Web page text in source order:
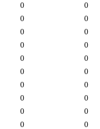
0
0
0
0
0
0
0
0
0
0
0
0
0
0
0
0
0
0
0
0